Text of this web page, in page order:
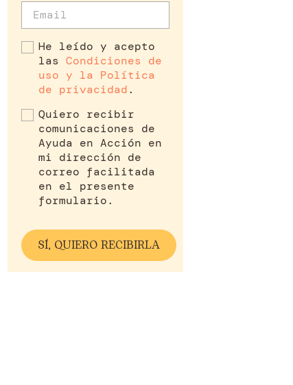
He leído y acepto
las Condiciones de
uso y la Política
de privacidad.
Quiero recibir
comunicaciones de
Ayuda en Acción en
mi dirección de
correo facilitada
en el presente
formulario.